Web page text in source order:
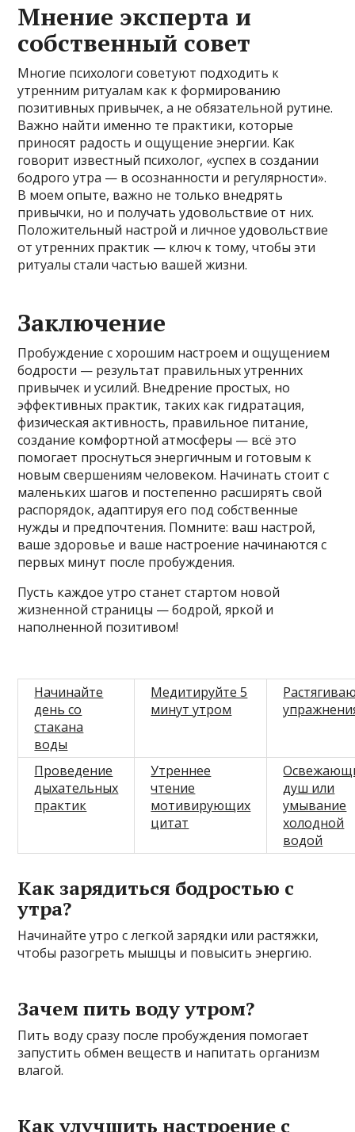
Мнение эксперта и
собственный совет
Многие психологи советуют подходить к
утренним ритуалам как к формированию
позитивных привычек, а не обязательной рутине.
Важно найти именно те практики, которые
приносят радость и ощущение энергии. Как
говорит известный психолог, «успех в создании
бодрого утра — в осознанности и регулярности».
В моем опыте, важно не только внедрять
привычки, но и получать удовольствие от них.
Положительный настрой и личное удовольствие
от утренних практик — ключ к тому, чтобы эти
ритуалы стали частью вашей жизни.
Заключение
Пробуждение с хорошим настроем и ощущением
бодрости — результат правильных утренних
привычек и усилий. Внедрение простых, но
эффективных практик, таких как гидратация,
физическая активность, правильное питание,
создание комфортной атмосферы — всё это
помогает проснуться энергичным и готовым к
новым свершениям человеком. Начинать стоит с
маленьких шагов и постепенно расширять свой
распорядок, адаптируя его под собственные
нужды и предпочтения. Помните: ваш настрой,
ваше здоровье и ваше настроение начинаются с
первых минут после пробуждения.
Пусть каждое утро станет стартом новой
жизненной страницы — бодрой, яркой и
наполненной позитивом!
Начинайте
день со
стакана
воды
Медитируйте 5
минут утром
Проведение
дыхательных
практик
Утреннее
чтение
мотивирующих
цитат
душ или
умывание
холодной
водой
Как зарядиться бодростью с
утра?
Начинайте утро с легкой зарядки или растяжки,
чтобы разогреть мышцы и повысить энергию.
Зачем пить воду утром?
Пить воду сразу после пробуждения помогает
запустить обмен веществ и напитать организм
влагой.
Как улучшить настроение с